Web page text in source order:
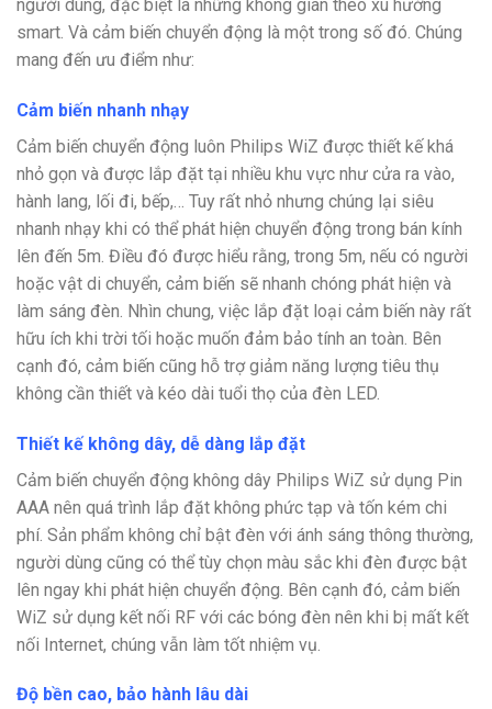
người dùng, đặc biệt là những không gian theo xu hướng
smart. Và cảm biến chuyển động là một trong số đó. Chúng
mang đến ưu điểm như:
Cảm biến nhanh nhạy
Cảm biến chuyển động luôn Philips WiZ được thiết kế khá
nhỏ gọn và được lắp đặt tại nhiều khu vực như cửa ra vào,
hành lang, lối đi, bếp,… Tuy rất nhỏ nhưng chúng lại siêu
nhanh nhạy khi có thể phát hiện chuyển động trong bán kính
lên đến 5m. Điều đó được hiểu rằng, trong 5m, nếu có người
hoặc vật di chuyển, cảm biến sẽ nhanh chóng phát hiện và
làm sáng đèn. Nhìn chung, việc lắp đặt loại cảm biến này rất
hữu ích khi trời tối hoặc muốn đảm bảo tính an toàn. Bên
cạnh đó, cảm biến cũng hỗ trợ giảm năng lượng tiêu thụ
không cần thiết và kéo dài tuổi thọ của đèn LED.
Thiết kế không dây, dễ dàng lắp đặt
Cảm biến chuyển động không dây Philips WiZ sử dụng Pin
AAA nên quá trình lắp đặt không phức tạp và tốn kém chi
phí. Sản phẩm không chỉ bật đèn với ánh sáng thông thường,
người dùng cũng có thể tùy chọn màu sắc khi đèn được bật
lên ngay khi phát hiện chuyển động. Bên cạnh đó, cảm biến
WiZ sử dụng kết nối RF với các bóng đèn nên khi bị mất kết
nối Internet, chúng vẫn làm tốt nhiệm vụ.
Độ bền cao, bảo hành lâu dài